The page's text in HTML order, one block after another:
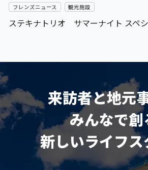
フレンズニュース 観光施設
ステキナトリオ サマーナイト スペ
来訪者と地元
みんなで創
新しいライフ